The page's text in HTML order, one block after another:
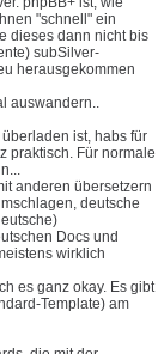
"schnell" ein
dieses dann nicht bis
subSilver-
herausgekommen
auswandern..
ist, habs für
praktisch. Für normale
anderen übersetzern
deutsche
Docs und
wirklich
es ganz okay. Es gibt
Template) am